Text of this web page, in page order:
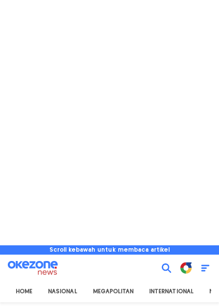
Scroll kebawah untuk membaca artikel
HOME NASIONAL MEGAPOLITAN INTERNATIONAL